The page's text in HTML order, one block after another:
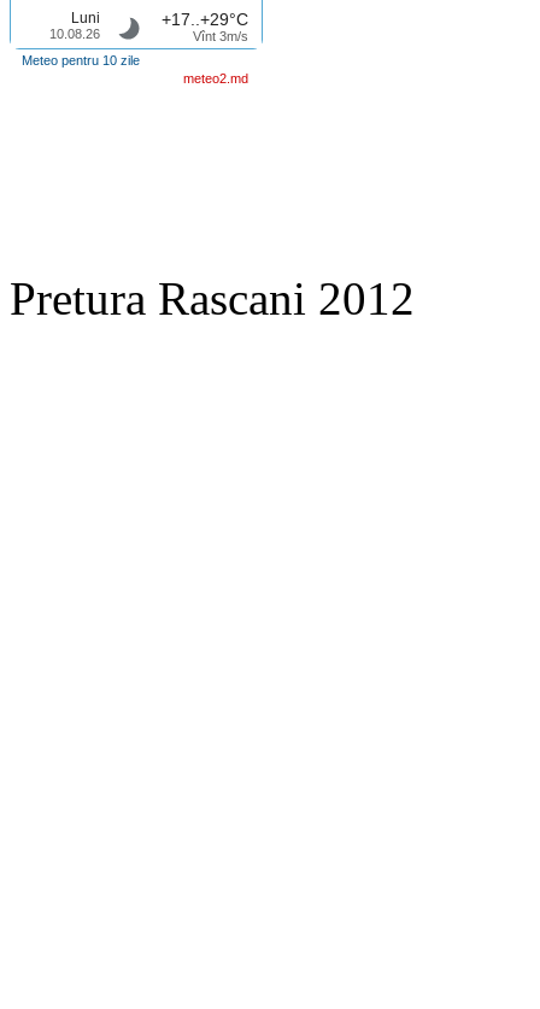
Luni
10.08.26
+17..+29°C
Vînt 3m/s
Meteo pentru 10 zile
meteo2.md
Pretura Rascani 2012